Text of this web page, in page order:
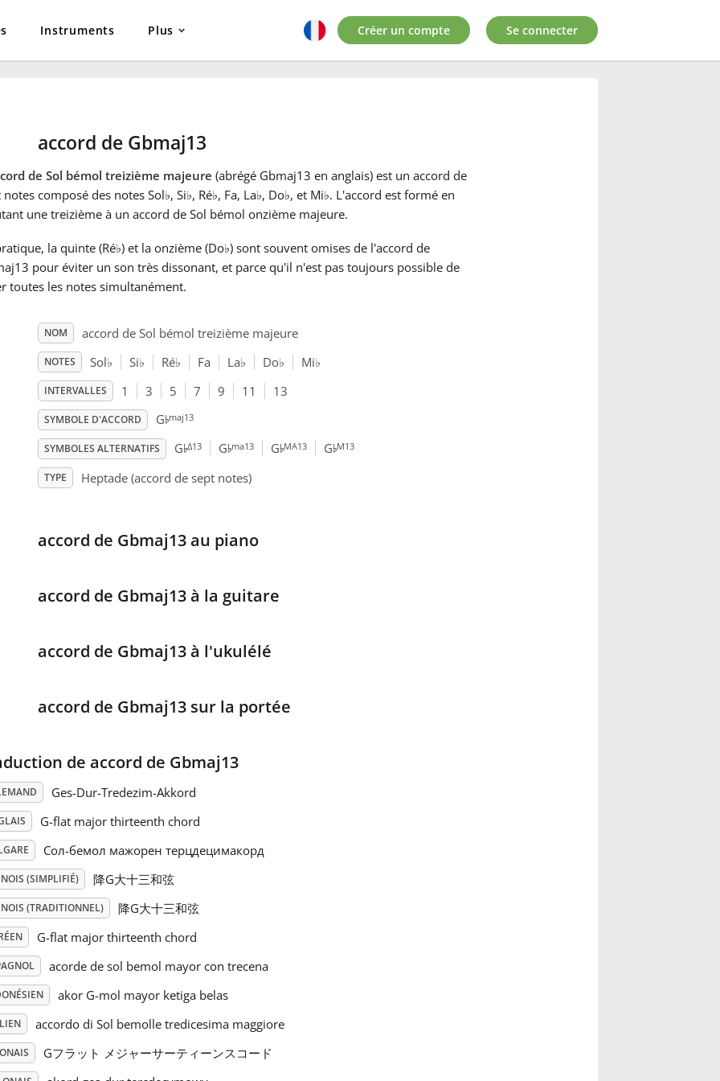
Instruments Plus Créer un compte Se connecter
accord de Gbmaj13
de Sol bémol treizième majeure (abrégé Gbmaj13 en anglais) est un accord de
notes composé des notes Sol♭, Si♭, Ré♭, Fa, La♭, Do♭, et Mi♭. L'accord est formé en
une treizième à un accord de Sol bémol onzième majeure.
la quinte (Ré♭) et la onzième (Do♭) sont souvent omises de l'accord de
pour éviter un son très dissonant, et parce qu'il n'est pas toujours possible de
toutes les notes simultanément.
NOM accord de Sol bémol treizième majeure
NOTES Sol♭ Si♭ Ré♭ Fa La♭ Do♭ Mi♭
INTERVALLES 1 3 5 7 9 11 13
SYMBOLE D'ACCORD G♭maj13
SYMBOLES ALTERNATIFS G♭Δ13 G♭ma13 G♭MA13 G♭M13
TYPE Heptade (accord de sept notes)
accord de Gbmaj13 au piano
accord de Gbmaj13 à la guitare
accord de Gbmaj13 à l'ukulélé
accord de Gbmaj13 sur la portée
de accord de Gbmaj13
Ges-Dur-Tredezim-Akkord
G-flat major thirteenth chord
Сол-бемол мажорен терцдецимакорд
(SIMPLIFIÉ) 降G大十三和弦
(TRADITIONNEL) 降G大十三和弦
G-flat major thirteenth chord
acorde de sol bemol mayor con trecena
akor G-mol mayor ketiga belas
accordo di Sol bemolle tredicesima maggiore
Gフラット メジャーサーティーンスコード